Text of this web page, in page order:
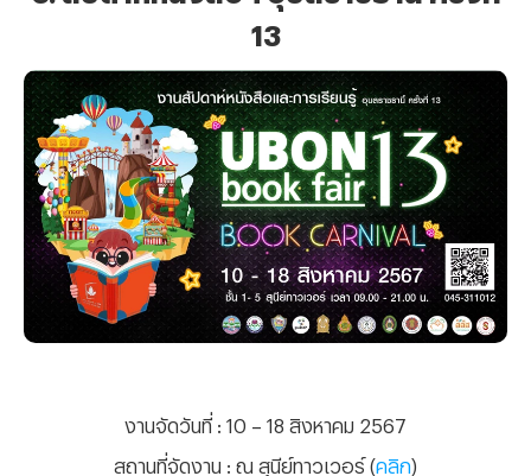
13
งานจัดวันที่ : 10 – 18 สิงหาคม 2567
สถานที่จัดงาน : ณ สุนีย์ทาวเวอร์ (คลิก)